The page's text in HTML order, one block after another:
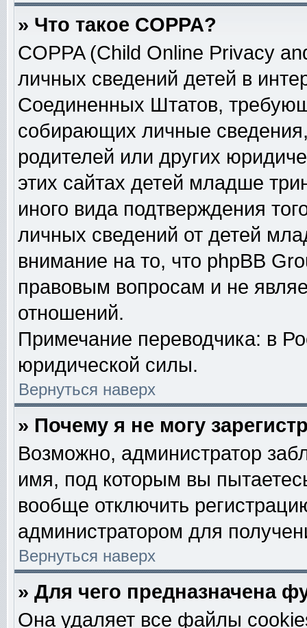
» Что такое COPPA?
COPPA (Child Online Privacy
личных сведений детей в
Соединенных Штатов,
собирающих личные
родителей или других
этих сайтах детей младше
иного вида подтверждения
личных сведений от детей
внимание на то, что phpBB
правовым вопросам и не
отношений.
Примечание переводчика: в
юридической силы.
Вернуться наверх
» Почему я не могу
Возможно, администратор
имя, под которым вы
вообще отключить
администратором для
Вернуться наверх
» Для чего предназначена
Она удаляет все файлы